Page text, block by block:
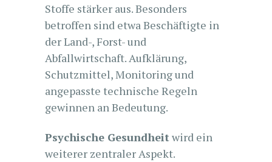
Stoffe stärker aus. Besonders
betroffen sind etwa Beschäftigte in
der Land-, Forst- und
Abfallwirtschaft. Aufklärung,
Schutzmittel, Monitoring und
angepasste technische Regeln
gewinnen an Bedeutung.
Psychische Gesundheitwird ein
weiterer zentraler Aspekt.